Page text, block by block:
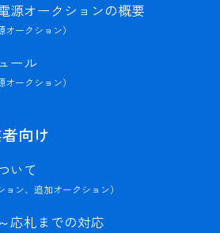
源オークションの概要
オークション）
ール
オークション）
向け
いて
ョン、追加オークション）
応札までの対応